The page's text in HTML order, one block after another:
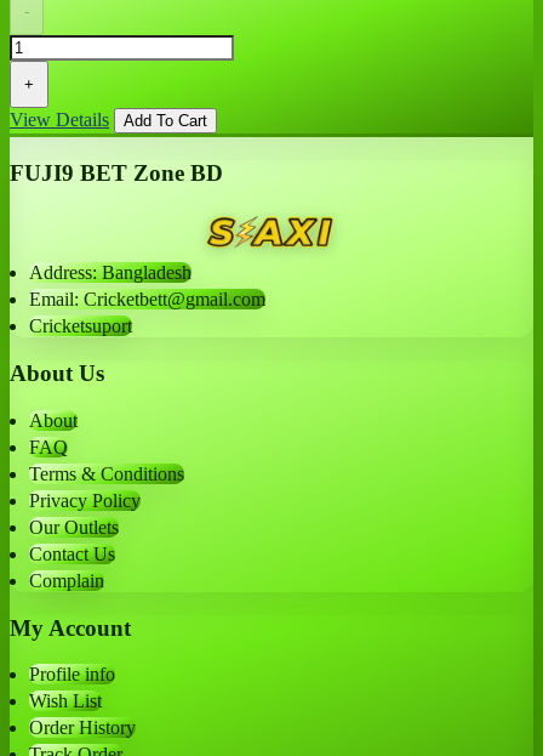
-
+
View Details Add To Cart
FUJI9 BET Zone BD
Address: Bangladesh
Email: Cricketbett@gmail.com
Cricketsuport
About Us
About
FAQ
Terms & Conditions
Privacy Policy
Our Outlets
Contact Us
Complain
My Account
Profile info
Wish List
Order History